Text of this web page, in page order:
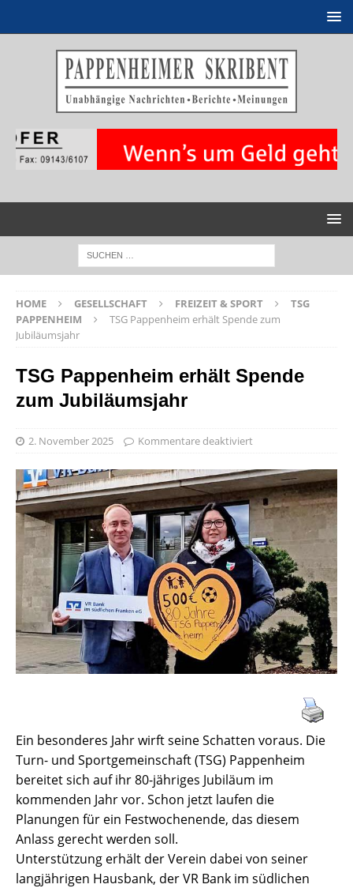
HOME GESELLSCHAFT FREIZEIT & SPORT
TSG
PAPPENHEIM
TSG Pappenheim erhält Spende zum
Jubiläumsjahr
TSG Pappenheim erhält Spende
zum Jubiläumsjahr
2. November 2025 Kommentare deaktiviert
Ein besonderes Jahr wirft seine Schatten voraus. Die
Turn- und Sportgemeinschaft (TSG) Pappenheim
bereitet sich auf ihr 80-jähriges Jubiläum im
kommenden Jahr vor. Schon jetzt laufen die
Planungen für ein Festwochenende, das diesem
Anlass gerecht werden soll.
Unterstützung erhält der Verein dabei von seiner
langjährigen Hausbank, der VR Bank im südlichen